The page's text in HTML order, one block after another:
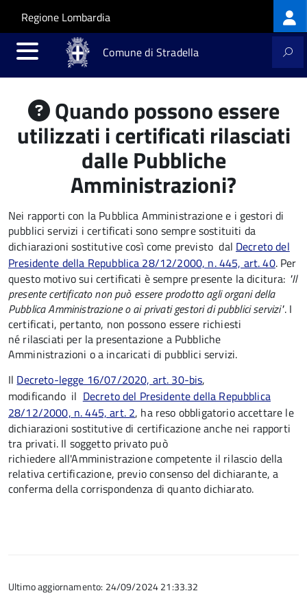
Salta al contenuto principale
Skip to site navigation
Regione Lombardia
Comune di Stradella
Quando possono essere
utilizzati i certificati rilasciati
dalle Pubbliche
Amministrazioni?
Nei rapporti con la Pubblica Amministrazione e i gestori di
pubblici servizi i certificati sono sempre sostituiti da
dichiarazioni sostitutive così come previsto dal Decreto del
Presidente della Repubblica 28/12/2000, n. 445, art. 40. Per
questo motivo sui certificati è sempre presente la dicitura: "Il
presente certificato non può essere prodotto agli organi della
Pubblica Amministrazione o ai privati gestori di pubblici servizi". I
certificati, pertanto, non possono essere richiesti
né rilasciati per la presentazione a Pubbliche
Amministrazioni o a incaricati di pubblici servizi.
Il Decreto-legge 16/07/2020, art. 30-bis,
modificando il Decreto del Presidente della Repubblica
28/12/2000, n. 445, art. 2, ha reso obbligatorio accettare le
dichiarazioni sostitutive di certificazione anche nei rapporti
tra privati. Il soggetto privato può
richiedere all'Amministrazione competente il rilascio della
relativa certificazione, previo consenso del dichiarante, a
conferma della corrispondenza di quanto dichiarato.
Ultimo aggiornamento: 24/09/2024 21:33.32